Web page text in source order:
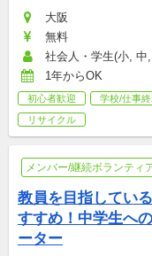
大阪
無料
社会人・学生(小,
1年からOK
初心者歓迎 学校/仕事
リサイクル
メンバー/継続ボランティ
教員を目指してい
すすめ！中学生へ
ーター